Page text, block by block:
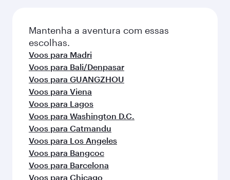
Mantenha a aventura com essas
escolhas.
Voos para Madri
Voos para Bali/Denpasar
Voos para GUANGZHOU
Voos para Viena
Voos para Lagos
Voos para Washington D.C.
Voos para Catmandu
Voos para Los Angeles
Voos para Bangcoc
Voos para Barcelona
Voos para Chicago